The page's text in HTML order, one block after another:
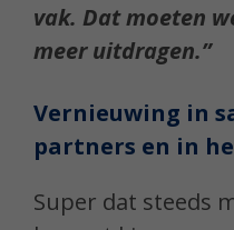
vak. Dat moeten
meer uitdragen.”
Vernieuwing in
partners en in
Super dat steeds